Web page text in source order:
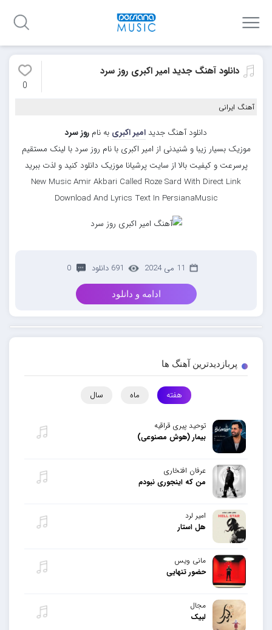
دانلود آهنگ جدید امیر اکبری روز سرد
0
آهنگ ایرانی
دانلود آهنگ جدید امیر اکبری به نام روز سرد
موزیک بسیار زیبا و شنیدنی از امیر اکبری با نام روز سرد با لینک مستقیم
پرسرعت و کیفیت بالا از سایت پرشیانا موزیک دانلود کنید و لذت ببرید
New Music Amir Akbari Called Roze Sard With Direct Link
Download And Lyrics Text In PersianaMusic
11 می 2024 691 دانلود 0
ادامه و دانلود
پربازدیدترین آهنگ ها
هفته ماه سال
توحید پیری قراقیه
بیمار (هوش مصنوعی)
عرفان افتخاری
من که اینجوری نبودم
امیر لرد
هل استار
مانی ویس
حضور تنهایی
مجال
لبیک